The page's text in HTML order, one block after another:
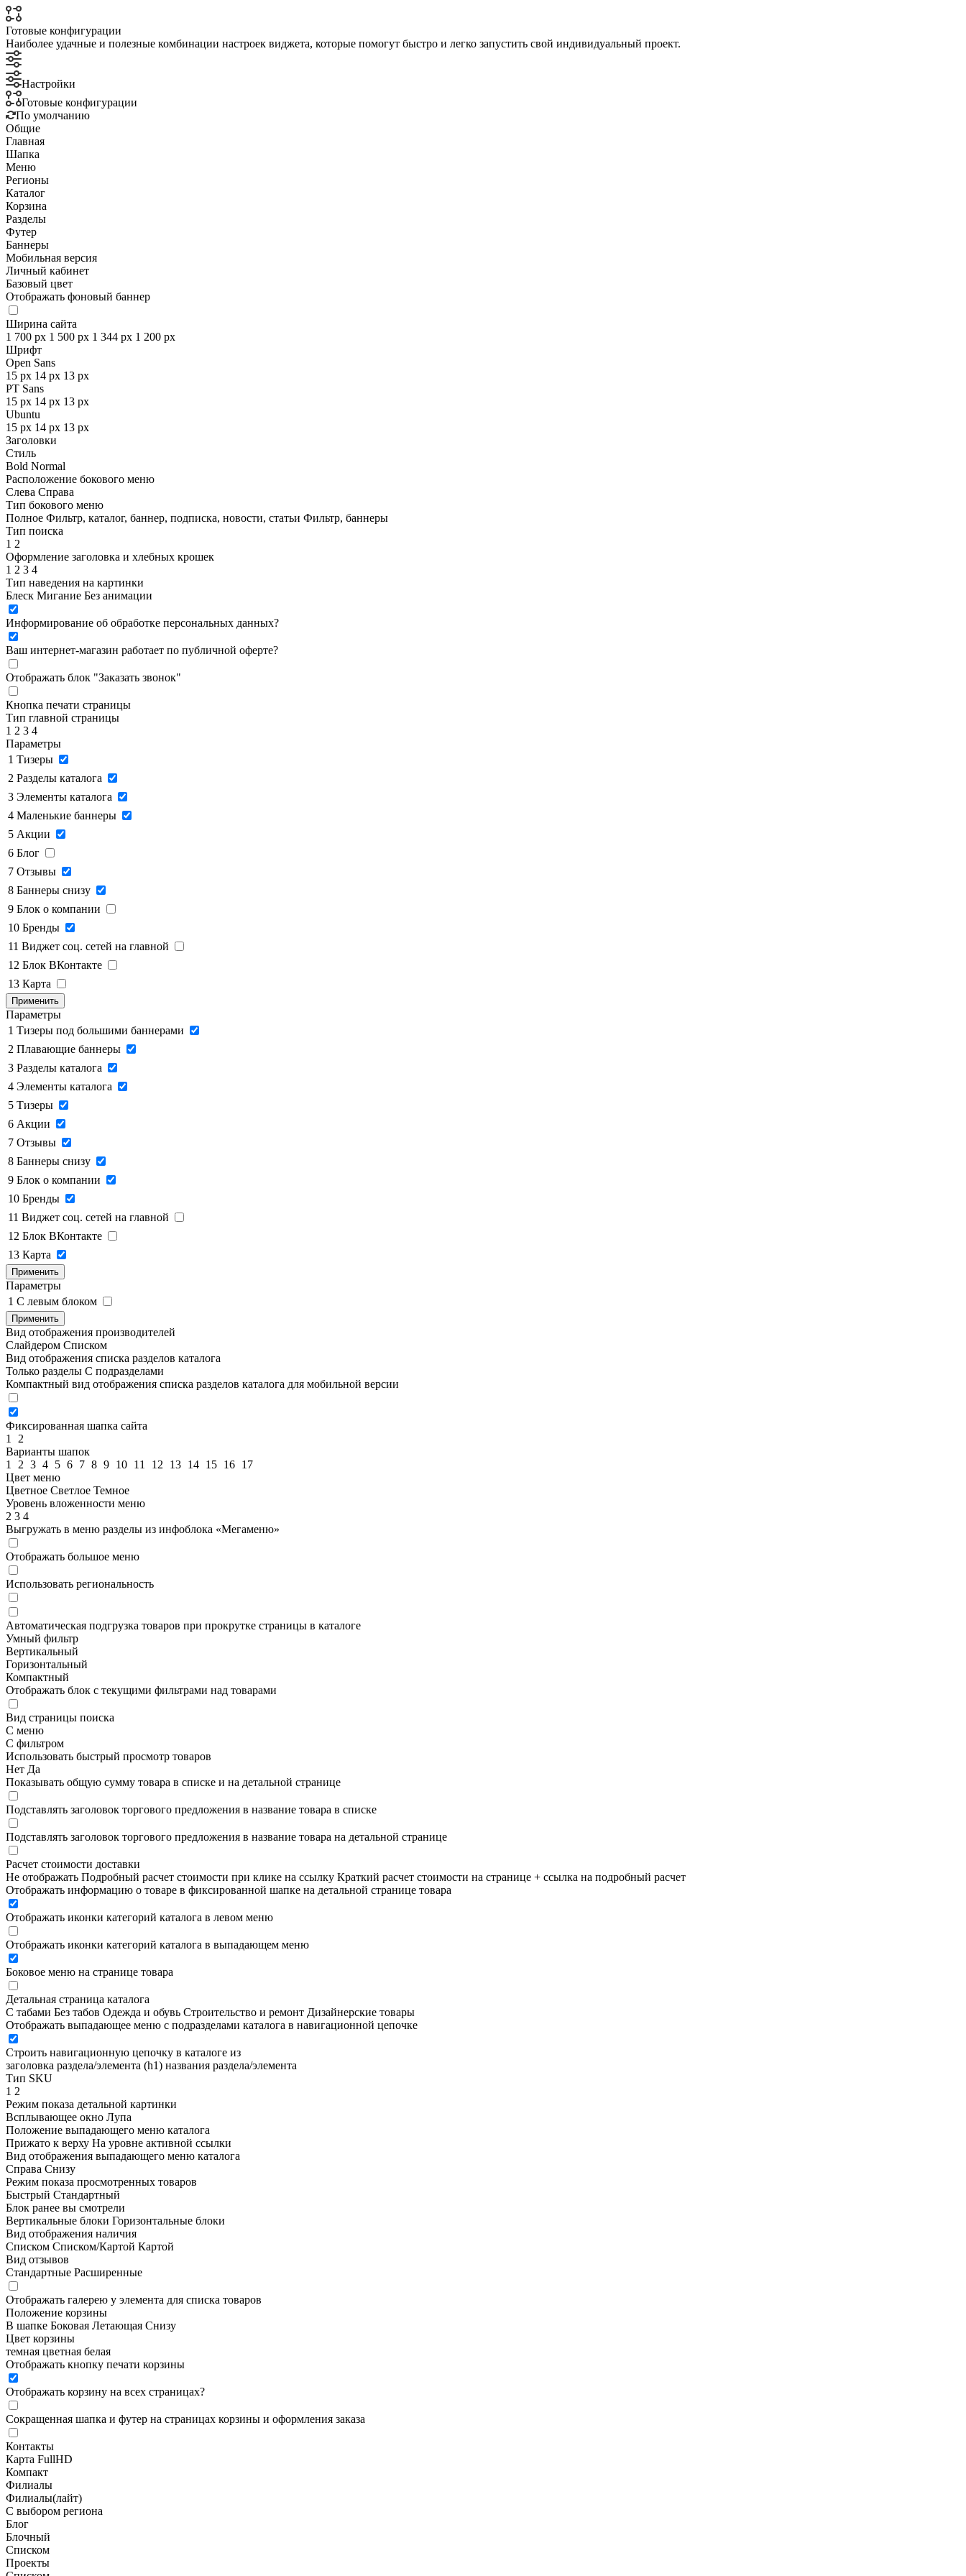
Готовые конфигурации
Наиболее удачные и полезные комбинации настроек виджета, которые помогут быстро и легко запустить свой индивидуальный проект.
Настройки
Готовые конфигурации
По умолчанию
Общие
Главная
Шапка
Меню
Регионы
Каталог
Корзина
Разделы
Футер
Баннеры
Мобильная версия
Личный кабинет
Базовый цвет
Отображать фоновый баннер
Ширина сайта
1 700 px 1 500 px 1 344 px 1 200 px
Шрифт
Open Sans
15 px 14 px 13 px
PT Sans
15 px 14 px 13 px
Ubuntu
15 px 14 px 13 px
Заголовки
Стиль
Bold Normal
Расположение бокового меню
Слева Справа
Тип бокового меню
Полное Фильтр, каталог, баннер, подписка, новости, статьи Фильтр, баннеры
Тип поиска
1 2
Оформление заголовка и хлебных крошек
1 2 3 4
Тип наведения на картинки
Блеск Мигание Без анимации
Информирование об обработке персональных данных?
Ваш интернет-магазин работает по публичной оферте?
Отображать блок "Заказать звонок"
Кнопка печати страницы
Тип главной страницы
1 2 3 4
Параметры
1 Тизеры
2 Разделы каталога
3 Элементы каталога
4 Маленькие баннеры
5 Акции
6 Блог
7 Отзывы
8 Баннеры снизу
9 Блок о компании
10 Бренды
11 Виджет соц. сетей на главной
12 Блок ВКонтакте
13 Карта
Применить
Параметры
1 Тизеры под большими баннерами
2 Плавающие баннеры
3 Разделы каталога
4 Элементы каталога
5 Тизеры
6 Акции
7 Отзывы
8 Баннеры снизу
9 Блок о компании
10 Бренды
11 Виджет соц. сетей на главной
12 Блок ВКонтакте
13 Карта
Применить
Параметры
1 C левым блоком
Применить
Вид отображения производителей
Слайдером Списком
Вид отображения списка разделов каталога
Только разделы С подразделами
Компактный вид отображения списка разделов каталога для мобильной версии
Фиксированная шапка сайта
1
2
Варианты шапок
1
2 3 4 5 6 7 8 9 10 11 12 13 14 15 16 17
Цвет меню
Цветное Светлое Темное
Уровень вложенности меню
2 3 4
Выгружать в меню разделы из инфоблока «Мегаменю»
Отображать большое меню
Использовать региональность
Автоматическая подгрузка товаров при прокрутке страницы в каталоге
Умный фильтр
Вертикальный
Горизонтальный
Компактный
Отображать блок с текущими фильтрами над товарами
Вид страницы поиска
С меню
С фильтром
Использовать быстрый просмотр товаров
Нет Да
Показывать общую сумму товара в списке и на детальной странице
Подставлять заголовок торгового предложения в название товара в списке
Подставлять заголовок торгового предложения в название товара на детальной странице
Расчет стоимости доставки
Не отображать Подробный расчет стоимости при клике на ссылку Краткий расчет стоимости на странице + ссылка на подробный расчет
Отображать информацию о товаре в фиксированной шапке на детальной странице товара
Отображать иконки категорий каталога в левом меню
Отображать иконки категорий каталога в выпадающем меню
Боковое меню на странице товара
Детальная страница каталога
С табами Без табов Одежда и обувь Строительство и ремонт Дизайнерские товары
Отображать выпадающее меню с подразделами каталога в навигационной цепочке
Строить навигационную цепочку в каталоге из
заголовка раздела/элемента (h1) названия раздела/элемента
Тип SKU
1 2
Режим показа детальной картинки
Всплывающее окно Лупа
Положение выпадающего меню каталога
Прижато к верху На уровне активной ссылки
Вид отображения выпадающего меню каталога
Справа Снизу
Режим показа просмотренных товаров
Быстрый Стандартный
Блок ранее вы смотрели
Вертикальные блоки Горизонтальные блоки
Вид отображения наличия
Списком Списком/Картой Картой
Вид отзывов
Стандартные Расширенные
Отображать галерею у элемента для списка товаров
Положение корзины
В шапке Боковая Летающая Снизу
Цвет корзины
темная цветная белая
Отображать кнопку печати корзины
Отображать корзину на всех страницах?
Сокращенная шапка и футер на страницах корзины и оформления заказа
Контакты
Карта FullHD
Компакт
Филиалы
Филиалы(лайт)
С выбором региона
Блог
Блочный
Списком
Проекты